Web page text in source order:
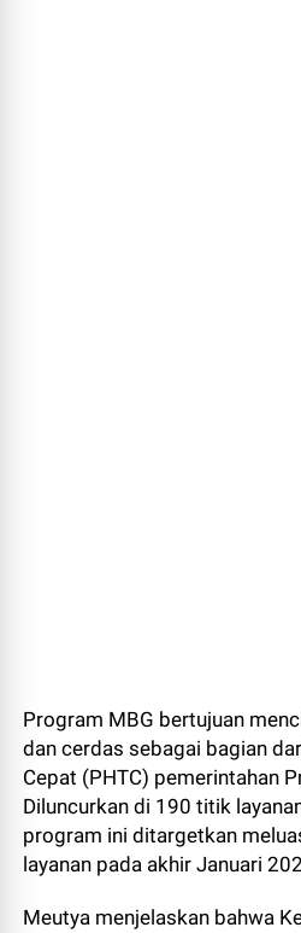
Program MBG bertujuan
dan cerdas sebagai bagian
Cepat (PHTC) pemerintahan
Diluncurkan di 190 titik
program ini ditargetkan
layanan pada akhir Januari
Meutya menjelaskan bahwa